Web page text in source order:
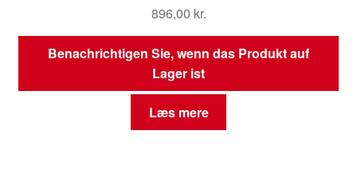
896,00 kr.
Benachrichtigen Sie, wenn das Produkt auf
Lager ist
Læs mere